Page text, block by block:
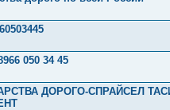
050 34 45
ДОРОГО-СПРАЙСЕЛ